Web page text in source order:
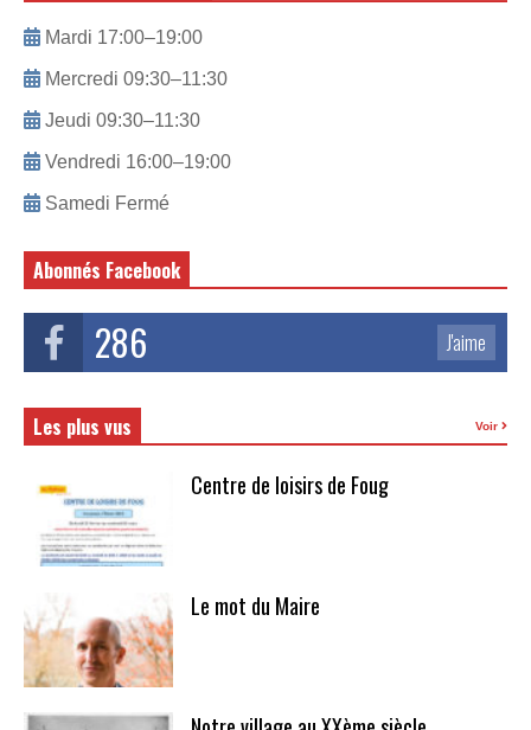
Mardi 17:00–19:00
Mercredi 09:30–11:30
Jeudi 09:30–11:30
Vendredi 16:00–19:00
Samedi Fermé
Abonnés Facebook
286 J'aime
Les plus vus Voir
Centre de loisirs de Foug
Le mot du Maire